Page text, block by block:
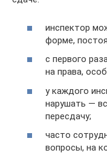
инспектор
форме,
с первого
на права,
у каждого
нарушать —
пересдачу;
часто
вопросы, на